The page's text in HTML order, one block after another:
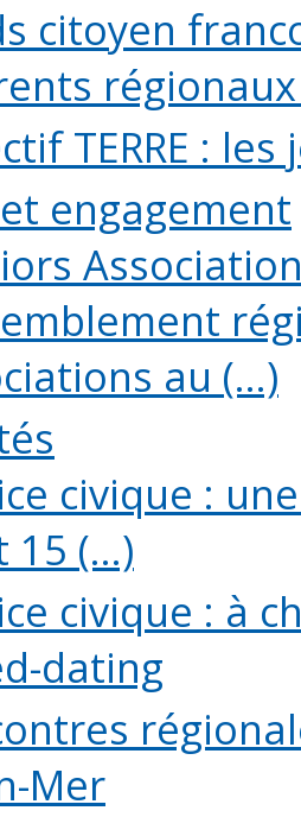
citoyen
régionaux
TERRE :
engagement
au (...)
civique :
15 (...)
civique : à
dating
Mer